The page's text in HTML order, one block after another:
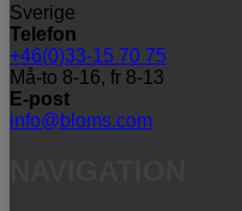
Sverige
Telefon
+46(0)33-15 70 75
Må-to 8-16, fr 8-13
E-post
info@bloms.com